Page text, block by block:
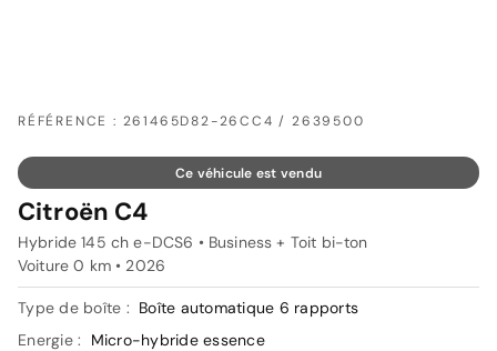
RÉFÉRENCE : 261465D82-26CC4 / 2639500
Ce véhicule est vendu
Citroën C4
Hybride 145 ch e-DCS6 • Business + Toit bi-ton
Voiture 0 km • 2026
Type de boîte : Boîte automatique 6 rapports
Energie :
Micro-hybride essence